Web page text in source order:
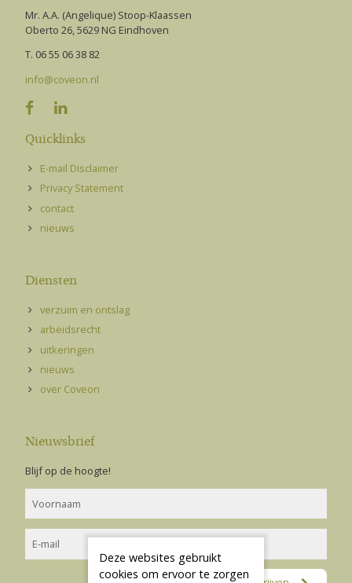
Mr. A.A. (Angelique) Stoop-Klaassen
Oberto 26, 5629 NG Eindhoven
T. 06 55 06 38 82
info@coveon.nl
 
Quicklinks
E-mail Disclaimer
Privacy Statement
contact
nieuws
Diensten
verzuim en ontslag
arbeidsrecht
uitkeringen
nieuws
over Coveon
Nieuwsbrief
Blijf op de hoogte!
Deze websites gebruikt
cookies om ervoor te zorgen